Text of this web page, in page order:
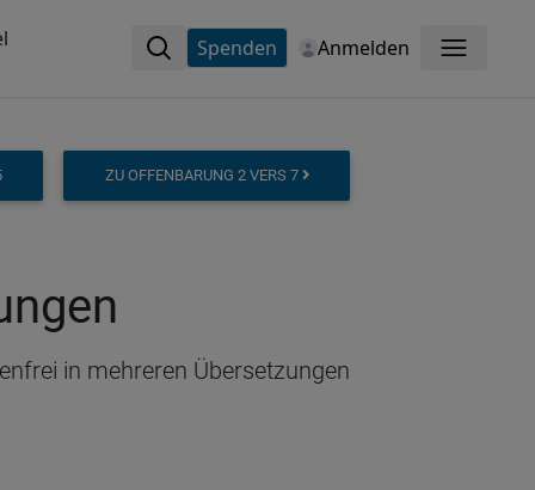
Spenden Anmelden Menü
ZU OFFENBARUNG 2 VERS 7
in mehreren Übersetzungen